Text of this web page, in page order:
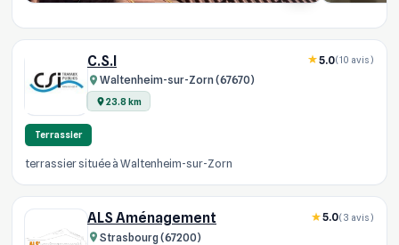
C.S.I
Waltenheim-sur-Zorn (67670)
23.8 km
5.0(10 avis)
Terrassier
terrassier située à Waltenheim-sur-Zorn
ALS Aménagement
Strasbourg (67200)
5.0(3 avis)